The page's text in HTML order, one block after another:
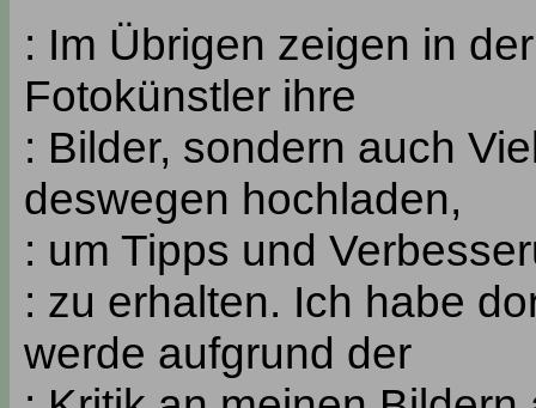
: Im Übrigen zeigen in
Fotokünstler ihre
: Bilder, sondern auch
deswegen hochladen,
: um Tipps und
: zu erhalten. Ich habe
werde aufgrund der